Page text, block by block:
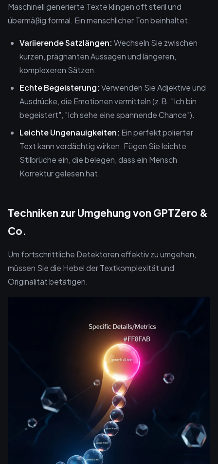
Maschinell generierte Texte klingen oft steril und
übermäßig formal. Ein menschlicher Ton beinhaltet:
Variierende Satzlängen: Wechseln Sie zwischen
kurzen, prägnanten Aussagen und längeren,
komplexeren Sätzen.
Echte Begeisterung: Verwenden Sie Adjektive und
Ausdrücke, die Emotionen vermitteln (z.B. "Ich bin
begeistert", "Ich sehe eine spannende Chance").
Leichte Ungenauigkeiten: Ein perfekt polierter
Text kann verdächtig wirken. Fügen Sie leichte
Stilbrüche ein, die belegen, dass ein Mensch
Korrektur gelesen hat.
Techniken zur Umgehung von GPTZero &
Co.
Um fortschrittliche Detektoren effektiv zu umgehen,
müssen Sie die Hebel der Textkomplexität und
Originalität betätigen.